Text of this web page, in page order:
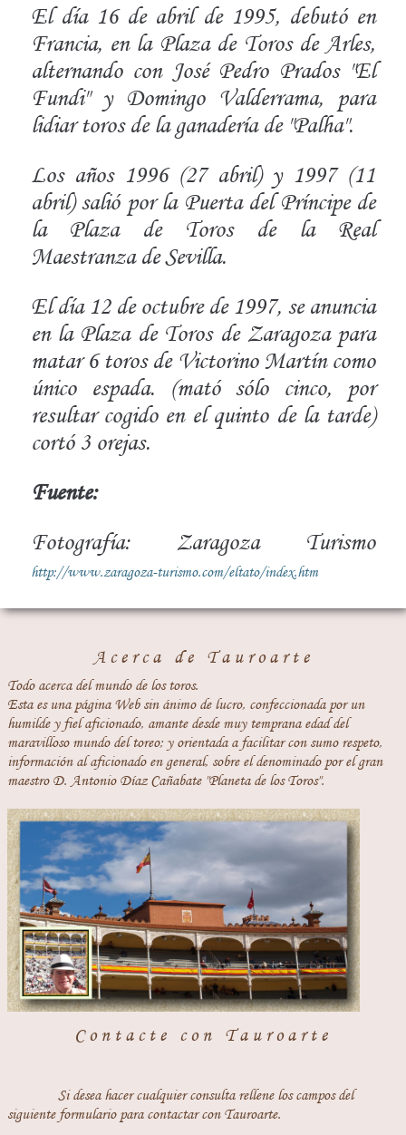
El día 16 de abril de 1995, debutó en
Francia, en la Plaza de Toros de Arles,
alternando con José Pedro Prados "El
Fundi" y Domingo Valderrama, para
lidiar toros de la ganadería de "Palha".
Los años 1996 (27 abril) y 1997 (11
abril) salió por la Puerta del Príncipe de
la Plaza de Toros de la Real
Maestranza de Sevilla.
El día 12 de octubre de 1997, se anuncia
en la Plaza de Toros de Zaragoza para
matar 6 toros de Victorino Martín como
único espada. (mató sólo cinco, por
resultar cogido en el quinto de la tarde)
cortó 3 orejas.
Fuente:
Fotografía: Zaragoza Turismo
http://www.zaragoza-turismo.com/eltato/index.htm
Acerca de Tauroarte
Todo acerca del mundo de los toros.
Esta es una página Web sin ánimo de lucro, confeccionada por un
humilde y fiel aficionado, amante desde muy temprana edad del
maravilloso mundo del toreo; y orientada a facilitar con sumo respeto,
información al aficionado en general, sobre el denominado por el gran
maestro D. Antonio Díaz Cañabate "Planeta de los Toros".
Contacte con Tauroarte
Si desea hacer cualquier consulta rellene los campos del
siguiente formulario para contactar con Tauroarte.